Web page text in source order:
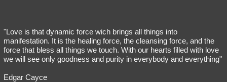
"Love is that dynamic force wich brings all things into
manifestation. It is the healing force, the cleansing force, and the
force that bless all things we touch. With our hearts filled with love
we will see only goodness and purity in everybody and everything"
Edgar Cayce